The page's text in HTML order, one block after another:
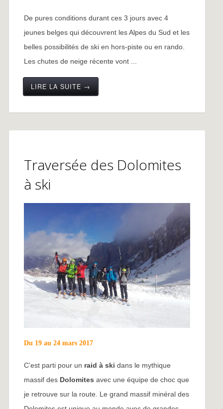
De pures conditions durant ces 3 jours avec 4
jeunes belges qui découvrent les Alpes du Sud et les
belles possibilités de ski en hors-piste ou en rando.
Les chutes de neige récente vont ...
LIRE LA SUITE →
Traversée des Dolomites
à ski
Du 19 au 24 mars 2017
C’est parti pour un raid à ski dans le mythique
massif des Dolomites avec une équipe de choc que
je retrouve sur la route. Le grand massif minéral des